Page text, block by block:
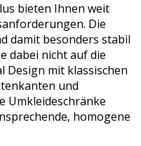
bieten Ihnen weit
Die
damit besonders stabil
dabei nicht auf die
Design mit klassischen
und
Umkleideschränke
homogene